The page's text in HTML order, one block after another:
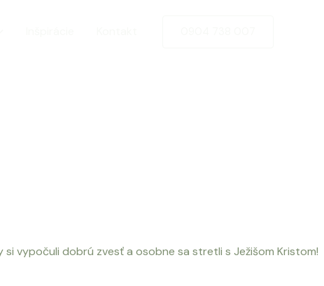
vypočuli dobrú zvesť a osobne sa stretli s Ježišom Kristom!